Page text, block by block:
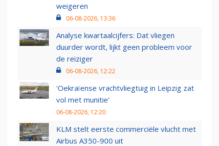
weigeren
06-08-2026, 13:36
Analyse kwartaalcijfers: Dat vliegen
duurder wordt, lijkt geen probleem voor
de reiziger
06-08-2026, 12:22
'Oekraïense vrachtvliegtuig in Leipzig zat
vol met munitie'
06-08-2026, 12:20
KLM stelt eerste commerciële vlucht met
Airbus A350-900 uit